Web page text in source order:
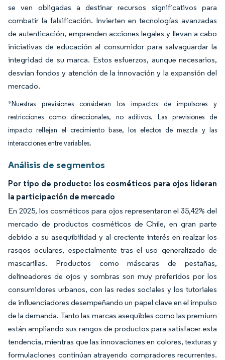
se ven obligadas a destinar recursos significativos para
combatir la falsificación. Invierten en tecnologías avanzadas
de autenticación, emprenden acciones legales y llevan a cabo
iniciativas de educación al consumidor para salvaguardar la
integridad de su marca. Estos esfuerzos, aunque necesarios,
desvían fondos y atención de la innovación y la expansión del
mercado.
*Nuestras previsiones consideran los impactos de impulsores y
restricciones como direccionales, no aditivos. Las previsiones de
impacto reflejan el crecimiento base, los efectos de mezcla y las
interacciones entre variables.
Análisis de segmentos
Por tipo de producto: los cosméticos para ojos lideran
la participación de mercado
En 2025, los cosméticos para ojos representaron el 35,42% del
mercado de productos cosméticos de Chile, en gran parte
debido a su asequibilidad y al creciente interés en realzar los
rasgos oculares, especialmente tras el uso generalizado de
mascarillas. Productos como máscaras de pestañas,
delineadores de ojos y sombras son muy preferidos por los
consumidores urbanos, con las redes sociales y los tutoriales
de influenciadores desempeñando un papel clave en el impulso
de la demanda. Tanto las marcas asequibles como las premium
están ampliando sus rangos de productos para satisfacer esta
tendencia, mientras que las innovaciones en colores, texturas y
formulaciones continúan atrayendo compradores recurrentes.